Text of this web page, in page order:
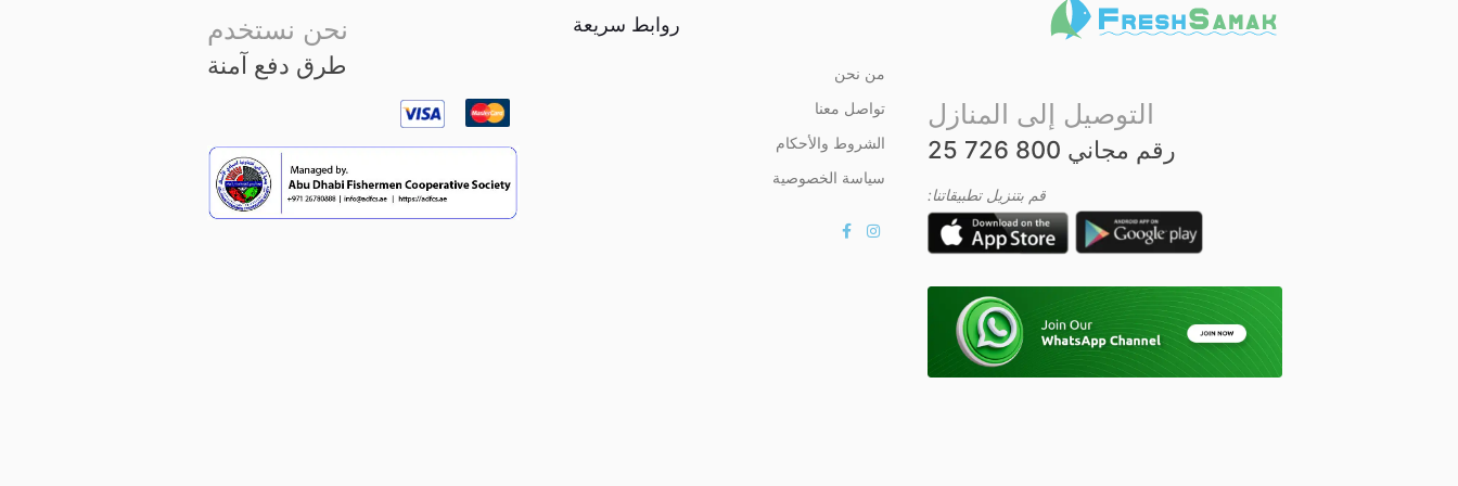
التوصيل إلى المنازل
رقم مجاني 800 726 25
قم بتنزيل تطبيقاتنا:
روابط سريعة
من نحن
تواصل معنا
الشروط والأحكام
سياسة الخصوصية
نحن نستخدم
طرق دفع آمنة